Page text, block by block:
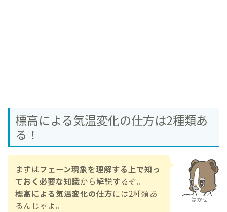
標高による気温変化の仕方は2種類あ
る！
はかせ
まずはフェーン現象を理解する上で知っ
ておく必要な知識から解説するぞ。
標高による気温変化の仕方には2種類あ
るんじゃよ。